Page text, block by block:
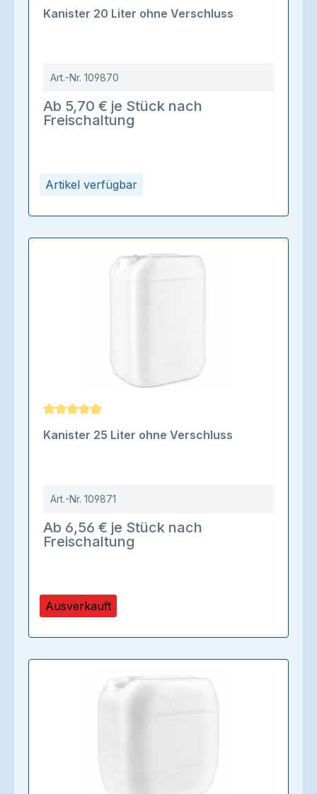
Artikel verfügbar
Durchschnittliche Bewertung von 5 von 5 Sternen
Kanister 20 Liter ohne Verschluss
Art.-Nr. 109870
Ab 5,70 € je Stück nach
Freischaltung
Ausverkauft
Durchschnittliche Bewertung von 5 von 5 Sternen
Kanister 25 Liter ohne Verschluss
Art.-Nr. 109871
Ab 6,56 € je Stück nach
Freischaltung